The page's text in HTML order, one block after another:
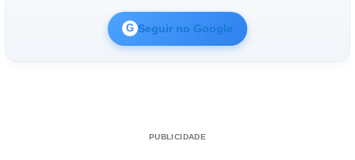
G Seguir no Google
PUBLICIDADE